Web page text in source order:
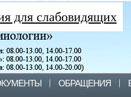
для слабовидящих
ОБРАЩЕНИЯ